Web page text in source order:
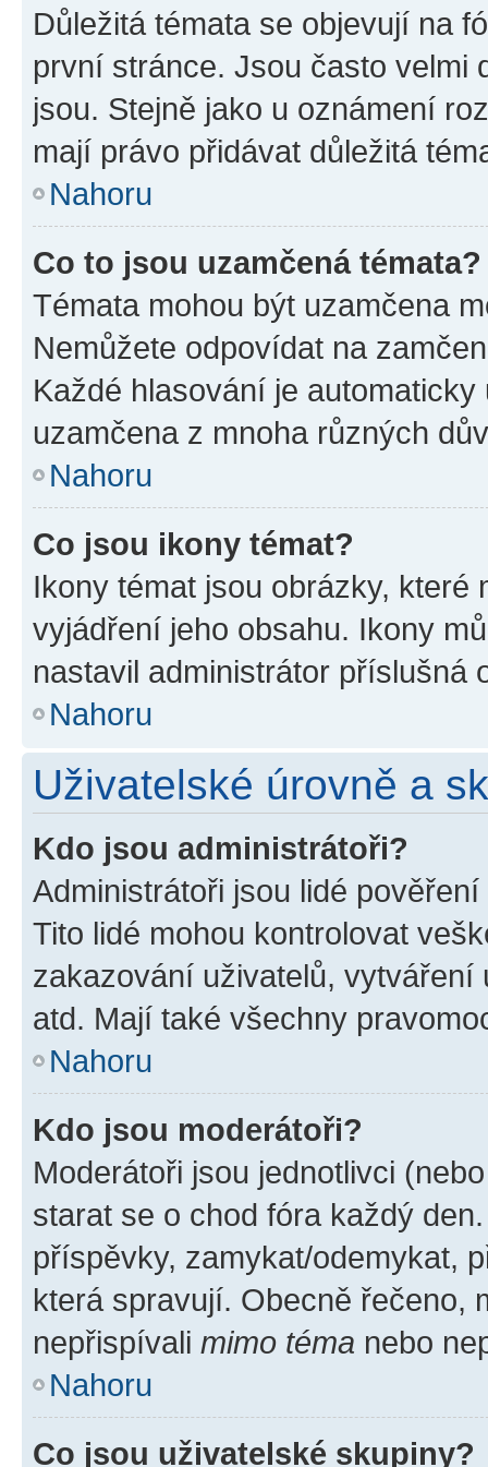
Důležitá témata se objevují na
první stránce. Jsou často velmi
jsou. Stejně jako u oznámení
mají právo přidávat důležitá
Nahoru
Co to jsou uzamčená témata?
Témata mohou být uzamčena
Nemůžete odpovídat na
Každé hlasování je
uzamčena z mnoha různých
Nahoru
Co jsou ikony témat?
Ikony témat jsou obrázky,
vyjádření jeho obsahu. Ikony
nastavil administrátor příslušná
Nahoru
Uživatelské úrovně a
Kdo jsou administrátoři?
Administrátoři jsou lidé
Tito lidé mohou kontrolovat
zakazování uživatelů,
atd. Mají také všechny
Nahoru
Kdo jsou moderátoři?
Moderátoři jsou jednotlivci
starat se o chod fóra každý
příspěvky, zamykat/odemykat,
která spravují. Obecně řečeno,
nepřispívali mimo téma nebo
Nahoru
Co jsou uživatelské skupiny?